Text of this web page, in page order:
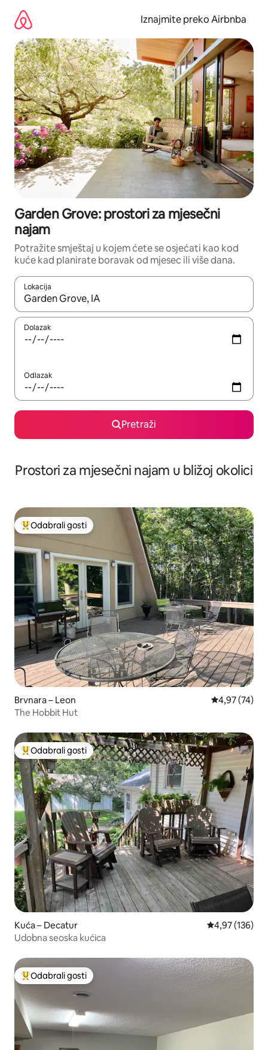
sadržaj
Iznajmite preko Airbnba
Garden Grove: prostori za mjesečni
najam
Potražite smještaj u kojem ćete se osjećati kao kod
kuće kad planirate boravak od mjesec ili više dana.
Lokacija
Kada budu dostupni rezultati, moći ćete ih pregledati
Dolazak
Odlazak
Pretraži
Prostori za mjesečni najam u bližoj okolici
Među najviše rangiranima s oznakom „Odabrali gosti”
Odabrali gosti
Brvnara – Leon Prosječna
4,97 (74)
The Hobbit Hut
Među najviše rangiranima s oznakom „Odabrali gosti”
Odabrali gosti
Kuća – Decatur Prosječna
4,97 (136)
Udobna seoska kućica
Među najviše rangiranima s oznakom „Odabrali gosti”
Odabrali gosti